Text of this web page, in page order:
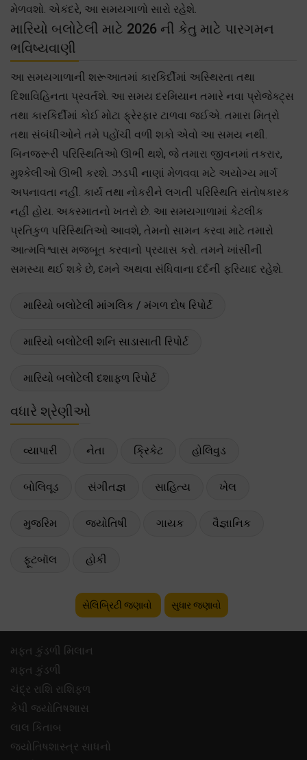
મેળવશો. એકંદરે, આ સમયગાળો સારો રહેશે.
મારિયો બલોટેલી માટે 2026 ની કેતુ માટે પારગમન
ભવિષ્યવાણી
આ સમયગાળાની શરૂઆતમાં કારકિર્દીમાં અસ્થિરતા તથા
દિશાવિહિનતા પ્રવર્તશે. આ સમય દરમિયાન તમારે નવા પ્રોજેક્ટ્સ
તથા કારકિર્દીમાં કોઈ મોટા ફ્રેરફાર ટાળવા જઈએ. તમારા મિત્રો
તથા સંબંધીઓને તમે પહોંચી વળી શકો એવો આ સમય નથી.
બિનજરૂરી પરિસ્થિતિઓ ઊભી થશે, જે તમારા જીવનમાં તકરાર,
મુશ્કેલીઓ ઊભી કરશે. ઝડપી નાણાં મેળવવા મટે અયોગ્ય માર્ગ
અપનાવતા નહીં. કાર્ય તથા નોકરીને લગતી પરિસ્થિતિ સંતોષકારક
નહીં હોય. અકસ્માતનો ખતરો છે. આ સમયગાળામાં કેટલીક
પ્રતિકુળ પરિસ્થિતિઓ આવશે, તેમનો સામન કરવા માટે તમારો
આત્મવિશ્વાસ મજબૂત કરવાનો પ્રયાસ કરો. તમને ખાંસીની
સમસ્યા થઈ શકે છે, દમને અથવા સંધિવાના દર્દની ફરિયાદ રહેશે.
મારિયો બલોટેલી માંગલિક / મંગળ દોષ રિપોર્ટ
મારિયો બલોટેલી શનિ સાડાસાતી રિપોર્ટ
મારિયો બલોટેલી દશાફળ રિપોર્ટ
વધારે શ્રેણીઓ
વ્યાપારી નેતા ક્રિકેટ હોલિવુડ
બોલિવૂડ સંગીતજ્ઞ સાહિત્ય ખેલ
મુજરિમ જ્યોતિષી ગાયક વૈજ્ઞાનિક
ફૂટબૉલ હોકી
સેલિબ્રિટી જણાવો સુધાર જણાવો
મફ્ત કુંડળી મિલાન
મફ્ત કુંડળી
ચંદ્ર રાશિ રાશિફળ
કેપી જ્યોતિષશાસ
લાલ કિતાબ
જ્યોતિષશાસ્ત્ર સાધનો